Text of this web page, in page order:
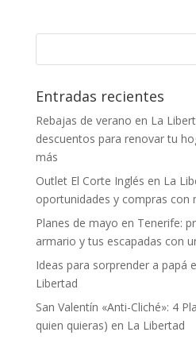
Entradas recientes
Rebajas de verano en La
descuentos para renovar tu
más
Outlet El Corte Inglés en La
oportunidades y compras con
Planes de mayo en Tenerife:
armario y tus escapadas con
Ideas para sorprender a papá
Libertad
San Valentín «Anti-Cliché»: 4
quien quieras) en La Libertad